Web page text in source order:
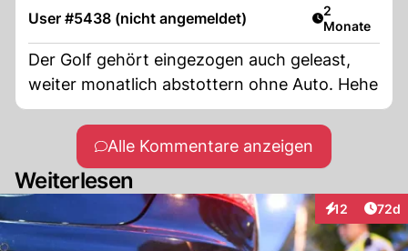
User #5438 (nicht angemeldet) Artikel
2
Monate
Der Golf gehört eingezogen auch geleast,
weiter monatlich abstottern ohne Auto. Hehe
Alle Kommentare anzeigen
Weiterlesen
12
Interaktionen
72d